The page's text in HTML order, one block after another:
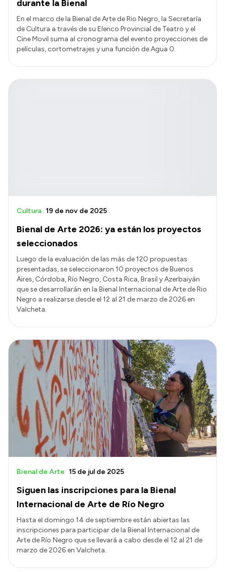
durante la Bienal
En el marco de la Bienal de Arte de Rio Negro, la Secretaría
de Cultura a través de su Elenco Provincial de Teatro y el
Cine Movil suma al cronograma del evento proyecciones de
películas, cortometrajes y una función de Agua 0.
Bienal de Arte 2026: ya están los proyectos
seleccionados
Cultura 19 de nov de 2025
Luego de la evaluación de las más de 120 propuestas
presentadas, se seleccionaron 10 proyectos de Buenos
Aires, Córdoba, Río Negro, Costa Rica, Brasil y Azerbaiyán
que se desarrollarán en la Bienal Internacional de Arte de Rio
Negro a realizarse desde el 12 al 21 de marzo de 2026 en
Valcheta.
Siguen las inscripciones para la Bienal
Internacional de Arte de Río Negro
Bienal de Arte 15 de jul de 2025
Hasta el domingo 14 de septiembre están abiertas las
inscripciones para participar de la Bienal Internacional de
Arte de Río Negro que se llevará a cabo desde el 12 al 21 de
marzo de 2026 en Valcheta.